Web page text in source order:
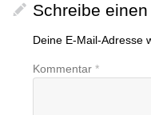
Schreibe
Deine E-Mail-Adresse
Kommentar *